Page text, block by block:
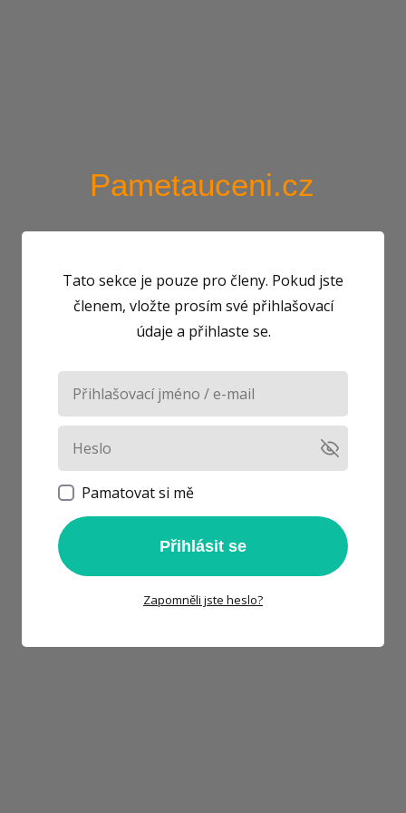
Pametauceni.cz
Tato sekce je pouze pro členy. Pokud jste
členem, vložte prosím své přihlašovací
údaje a přihlaste se.
Pamatovat si mě
Přihlásit se
Zapomněli jste heslo?